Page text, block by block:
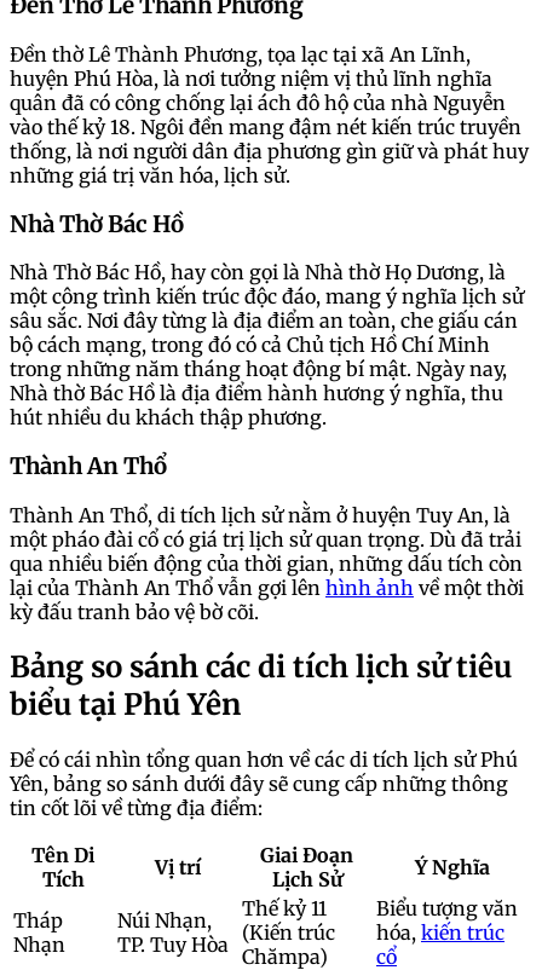
Đền Thờ Lê Thành Phương
Đền thờ Lê Thành Phương, tọa lạc tại xã An Lĩnh,
huyện Phú Hòa, là nơi tưởng niệm vị thủ lĩnh nghĩa
quân đã có công chống lại ách đô hộ của nhà Nguyễn
vào thế kỷ 18. Ngôi đền mang đậm nét kiến trúc truyền
thống, là nơi người dân địa phương gìn giữ và phát huy
những giá trị văn hóa, lịch sử.
Nhà Thờ Bác Hồ
Nhà Thờ Bác Hồ, hay còn gọi là Nhà thờ Họ Dương, là
một công trình kiến trúc độc đáo, mang ý nghĩa lịch sử
sâu sắc. Nơi đây từng là địa điểm an toàn, che giấu cán
bộ cách mạng, trong đó có cả Chủ tịch Hồ Chí Minh
trong những năm tháng hoạt động bí mật. Ngày nay,
Nhà thờ Bác Hồ là địa điểm hành hương ý nghĩa, thu
hút nhiều du khách thập phương.
Thành An Thổ
Thành An Thổ, di tích lịch sử nằm ở huyện Tuy An, là
một pháo đài cổ có giá trị lịch sử quan trọng. Dù đã trải
qua nhiều biến động của thời gian, những dấu tích còn
lại của Thành An Thổ vẫn gợi lên hình ảnh về một thời
kỳ đấu tranh bảo vệ bờ cõi.
Bảng so sánh các di tích lịch sử tiêu
biểu tại Phú Yên
Để có cái nhìn tổng quan hơn về các di tích lịch sử Phú
Yên, bảng so sánh dưới đây sẽ cung cấp những thông
tin cốt lõi về từng địa điểm:
Tên Di
Tích
Vị trí
Giai Đoạn
Lịch Sử
Ý Nghĩa
Tháp
Nhạn
Núi Nhạn,
TP. Tuy Hòa
Thế kỷ 11
(Kiến trúc
Chămpa)
Biểu tượng văn
hóa, kiến trúc
cổ